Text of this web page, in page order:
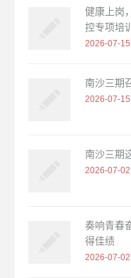
健康上岗
控专项培
2026-07-15
南沙三期
2026-07-15
南沙三期
2026-07-02
奏响青春
得佳绩
2026-07-02